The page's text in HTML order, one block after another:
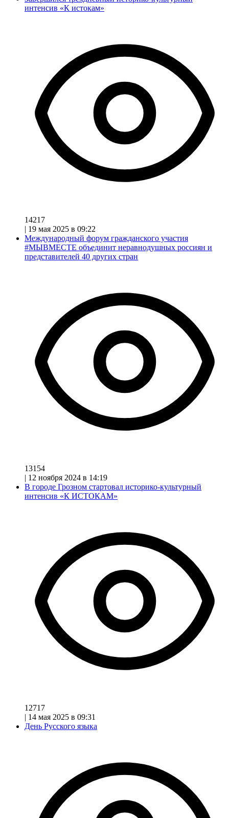
интенсив «К истокам»
14217
| 19 мая 2025 в 09:22
Международный форум гражданского участия
#МЫВМЕСТЕ объединит неравнодушных россиян и
представителей 40 других стран
13154
| 12 ноября 2024 в 14:19
В городе Грозном стартовал историко-культурный
интенсив «К ИСТОКАМ»
12717
| 14 мая 2025 в 09:31
День Русского языка